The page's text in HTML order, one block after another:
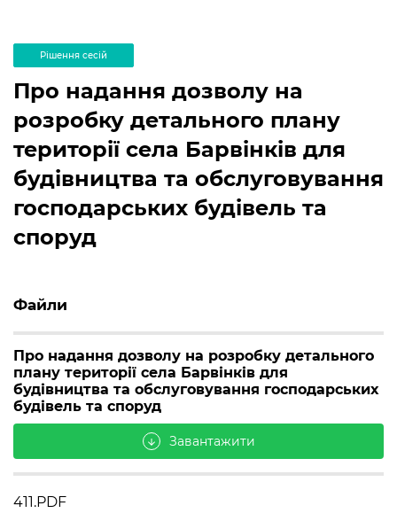
Рішення сесій
Про надання дозволу на
розробку детального плану
території села Барвінків для
будівництва та обслуговування
господарських будівель та
споруд
Файли
Про надання дозволу на розробку детального
плану території села Барвінків для
будівництва та обслуговування господарських
будівель та споруд
arrow_downward Завантажити
411.PDF